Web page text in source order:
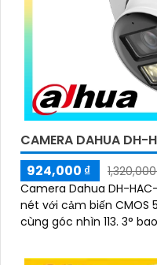
CAMERA DAHUA
924,000 ₫
Camera Dahua DH-
nét với cảm biến CMOS 5MP. Ống kính cố định
cùng góc nhìn 113. 3°